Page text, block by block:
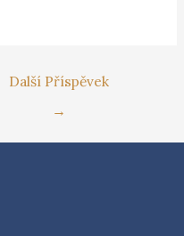
Další Příspěvek
→